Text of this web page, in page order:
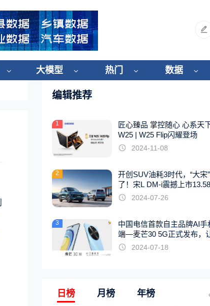
大模型 热门 数据
编辑推荐
1
匠心臻品 掌控随心 心系天
W25 | W25 Flip闪耀登场
2024-11-08
2
开创SUV油耗3时代，“大宋
了！宋L DM-i震撼上市
起
2024-07-26
3
中国电信首款自主品牌AI手
端—麦芒30 5G正式发布，
触手可及2024-07-18
日榜 月榜 年榜